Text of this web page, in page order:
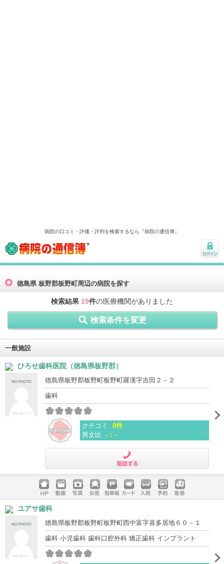
病院の口コミ・評価・評判を検索するなら『病院の通信簿』
病院の通信簿
ログ
徳島県 板野郡板野町周辺の病院を探す
検索結果 19件の医療機関がありました
検索条件を変更
一般施設
ひろせ歯科医院（徳島県板野郡）
徳島県板野郡板野町板野町羅漢字吉田２－２
歯科
クチコミ
0件
男女比 -：-
ホームペ
ージ
動画 写真 女医 駐車場
クレジッ
入院 予約 急患
ユアサ歯科
徳島県板野郡板野町板野町西中富字喜多居地６０－１
歯科 小児歯科 歯科口腔外科 矯正歯科 インプラント